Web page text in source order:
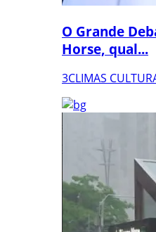
O Grande
Horse, qual...
3CLIMAS